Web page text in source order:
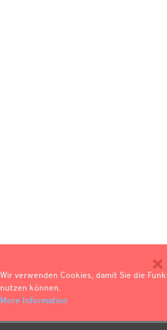
Wir verwenden Cookies, damit Sie die
nutzen können.
More Information